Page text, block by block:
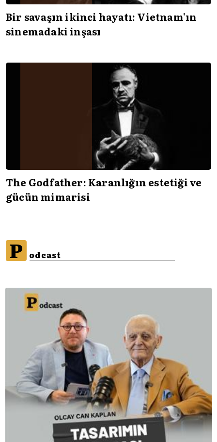
Bir savaşın ikinci hayatı: Vietnam'ın
sinemadaki inşası
The Godfather: Karanlığın estetiği ve
gücün mimarisi
P odcast